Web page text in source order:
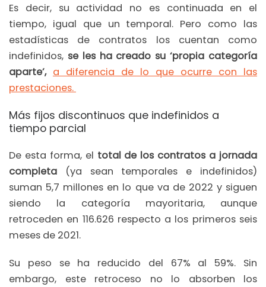
Es decir, su actividad no es continuada en el
tiempo, igual que un temporal. Pero como las
estadísticas de contratos los cuentan como
indefinidos, se les ha creado su ‘propia categoría
aparte’, a diferencia de lo que ocurre con las
prestaciones.
Más fijos discontinuos que indefinidos a
tiempo parcial
De esta forma, el total de los contratos a jornada
completa (ya sean temporales e indefinidos)
suman 5,7 millones en lo que va de 2022 y siguen
siendo la categoría mayoritaria, aunque
retroceden en 116.626 respecto a los primeros seis
meses de 2021.
Su peso se ha reducido del 67% al 59%. Sin
embargo, este retroceso no lo absorben los